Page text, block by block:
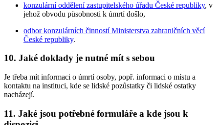
konzulární oddělení zastupitelského úřadu České republiky, v
jehož obvodu působnosti k úmrtí došlo,
odbor konzulárních činností Ministerstva zahraničních věcí
České republiky.
10. Jaké doklady je nutné mít s sebou
Je třeba mít informaci o úmrtí osoby, popř. informaci o místu a
kontaktu na instituci, kde se lidské pozůstatky či lidské ostatky
nacházejí.
11. Jaké jsou potřebné formuláře a kde jsou k